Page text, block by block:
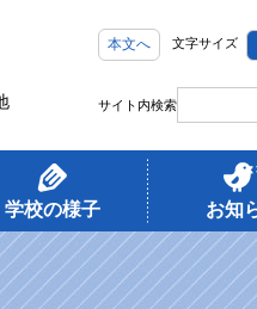
本文へ 文字サイズ
サイト内検索
学校の様子 お知